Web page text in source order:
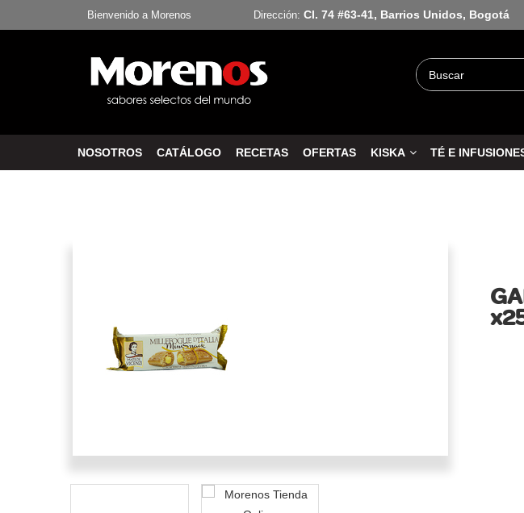
Bienvenido a Morenos Dirección: Cl. 74 #63-41, Barrios Unidos, Bogotá
NOSOTROS CATÁLOGO RECETAS OFERTAS KISKA TÉ E